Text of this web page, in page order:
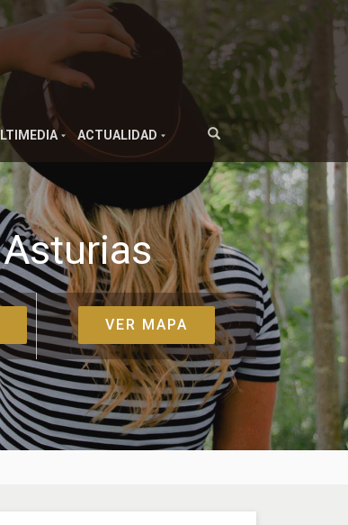
ACTUALIDAD
VER MAPA